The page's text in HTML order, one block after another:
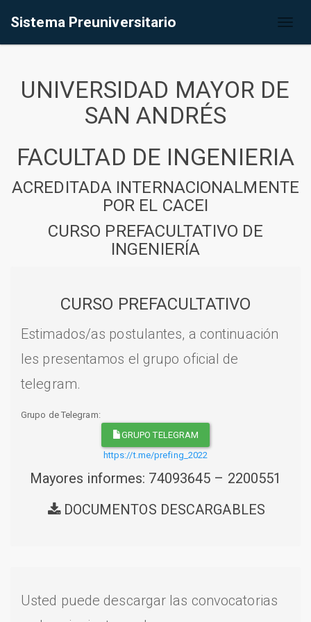
Sistema Preuniversitario
UNIVERSIDAD MAYOR DE
SAN ANDRÉS
FACULTAD DE INGENIERIA
ACREDITADA INTERNACIONALMENTE
POR EL CACEI
CURSO PREFACULTATIVO DE
INGENIERÍA
CURSO PREFACULTATIVO
Estimados/as postulantes, a continuación
les presentamos el grupo oficial de
telegram.
Grupo de Telegram:
GRUPO TELEGRAM
https://t.me/prefing_2022
Mayores informes: 74093645 – 2200551
DOCUMENTOS DESCARGABLES
Usted puede descargar las convocatorias